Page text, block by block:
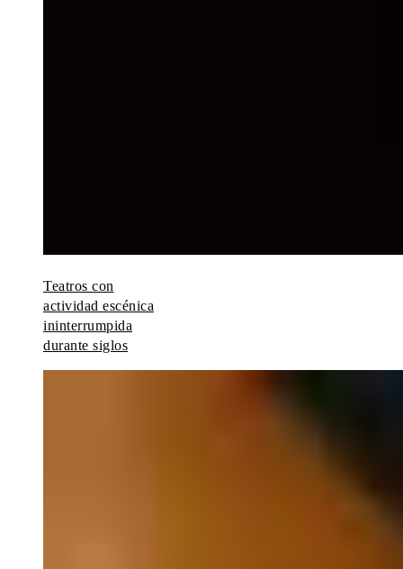
Teatros con
actividad escénica
ininterrumpida
durante siglos